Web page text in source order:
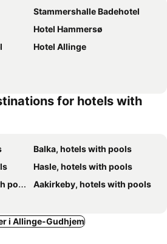
Stammershalle Badehotel
Hotel Hammersø
Hotel Allinge
for hotels with
Balka, hotels with pools
Hasle, hotels with pools
Aakirkeby, hotels with pools
i Allinge-Gudhjem